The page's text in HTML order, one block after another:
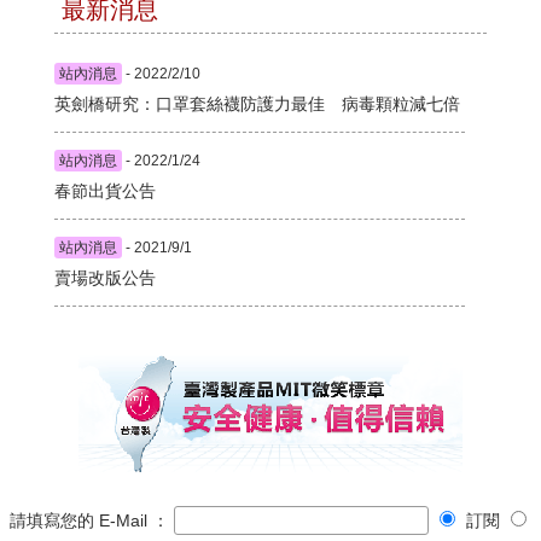
最新消息
站內消息 - 2022/2/10
英劍橋研究：口罩套絲襪防護力最佳 病毒顆粒減七倍
站內消息 - 2022/1/24
春節出貨公告
站內消息 - 2021/9/1
賣場改版公告
請填寫您的 E-Mail ： 訂閱